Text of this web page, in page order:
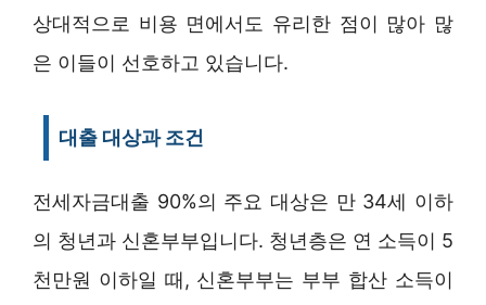
상대적으로 비용 면에서도 유리한 점이 많아 많
은 이들이 선호하고 있습니다.
대출 대상과 조건
전세자금대출 90%의 주요 대상은 만 34세 이하
의 청년과 신혼부부입니다. 청년층은 연 소득이 5
천만원 이하일 때, 신혼부부는 부부 합산 소득이